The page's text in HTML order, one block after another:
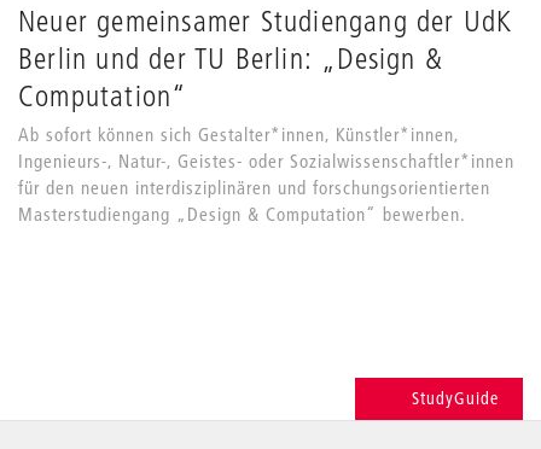
Neuer gemeinsamer Studiengang der UdK
Berlin und der TU Berlin: „Design &
Computation“
Ab sofort können sich Gestalter*innen, Künstler*innen,
Ingenieurs-, Natur-, Geistes- oder Sozialwissenschaftler*innen
für den neuen interdisziplinären und forschungsorientierten
Masterstudiengang „Design & Computation“ bewerben.
StudyGuide